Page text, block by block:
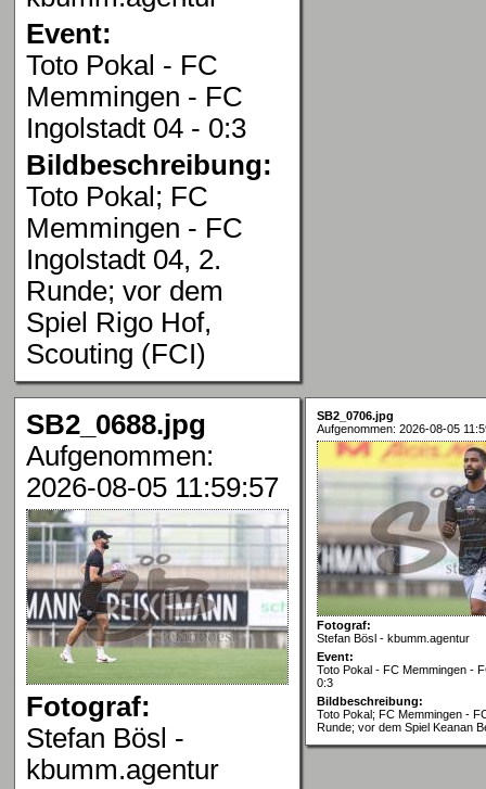
Event:
Toto Pokal - FC
Memmingen - FC
Ingolstadt 04 - 0:3
Bildbeschreibung:
Toto Pokal; FC
Memmingen - FC
Ingolstadt 04, 2.
Runde; vor dem
Spiel Rigo Hof,
Scouting (FCI)
SB2_0688.jpg
Aufgenommen:
2026-08-05 11:59:57
Fotograf:
Stefan Bösl -
kbumm.agentur
SB2_0706.jpg
Aufgenommen: 2026-08-05
Fotograf:
Stefan Bösl - kbumm.agentur
Event:
Toto Pokal - FC Memmingen -
0:3
Bildbeschreibung:
Toto Pokal; FC Memmingen -
Runde; vor dem Spiel Keanan